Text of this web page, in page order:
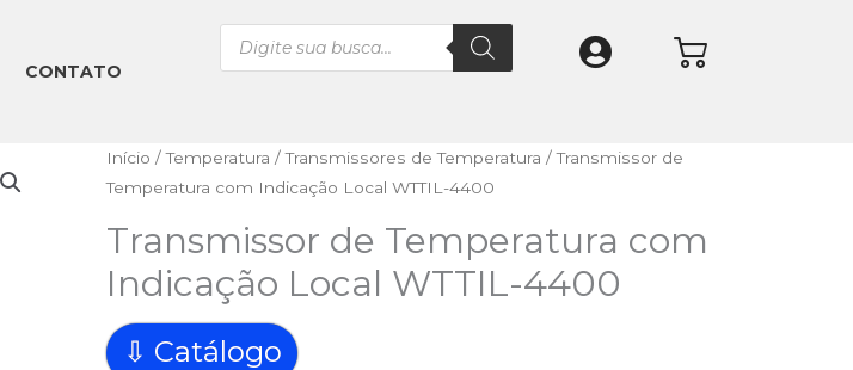
CONTATO
Pesquisar
produtos
Início /Temperatura /Transmissores de Temperatura / Transmissor de
Temperatura com Indicação Local WTTIL-4400
Transmissor de Temperatura com
Indicação Local WTTIL-4400
⇩ Catálogo